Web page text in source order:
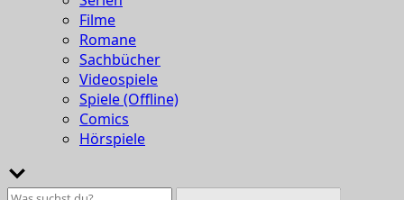
Filme
Romane
Sachbücher
Videospiele
Spiele (Offline)
Comics
Hörspiele